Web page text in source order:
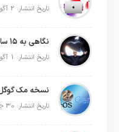
تاریخ انتشار: 2 آگوست 2026
نگاهی به ۱۵ سال مدیریت تیم کوک در اپل
تاریخ انتشار: 1 آگوست 2026
تاریخ انتشار: 30 جولای 2026